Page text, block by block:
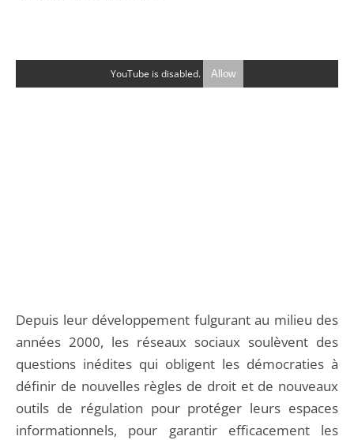
YouTube is disabled. Allow
Depuis leur développement fulgurant au milieu des
années 2000, les réseaux sociaux soulèvent des
questions inédites qui obligent les démocraties à
définir de nouvelles règles de droit et de nouveaux
outils de régulation pour protéger leurs espaces
informationnels, pour garantir efficacement les